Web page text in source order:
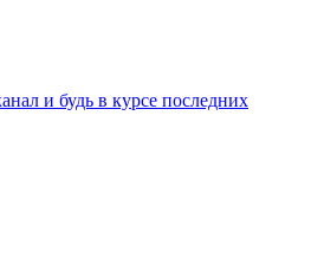
и будь в курсе последних